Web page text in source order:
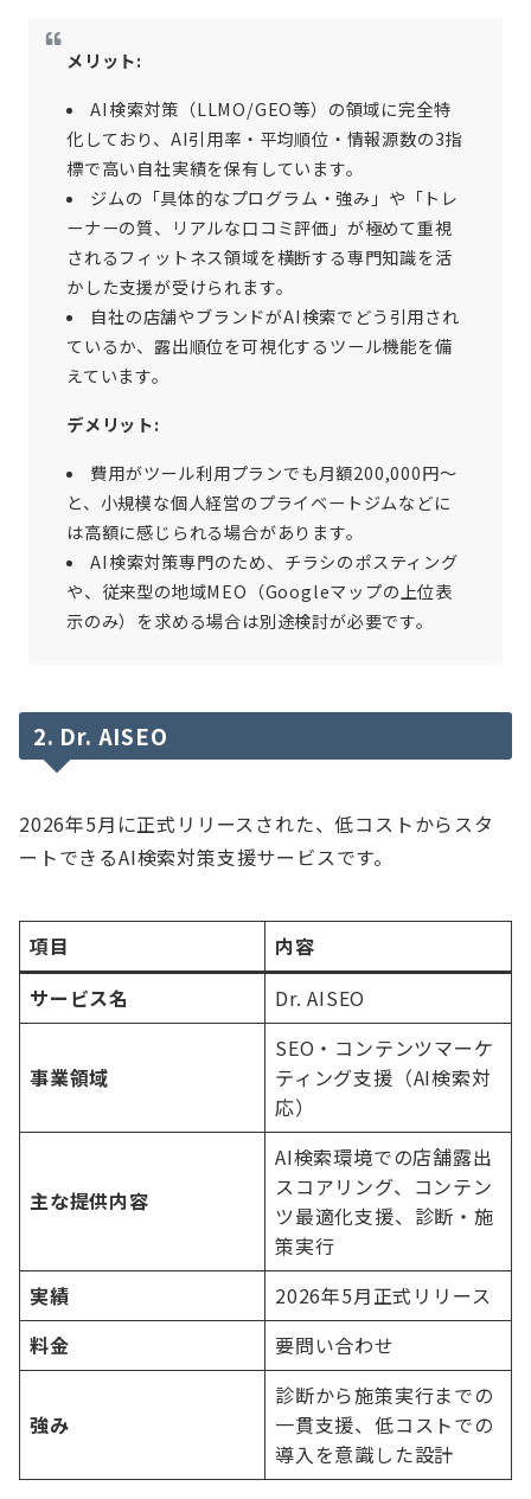
メリット:
AI検索対策（LLMO/GEO等）の領域に完全特
化しており、AI引用率・平均順位・情報源数の3指
標で高い自社実績を保有しています。
ジムの「具体的なプログラム・強み」や「トレ
ーナーの質、リアルな口コミ評価」が極めて重視
されるフィットネス領域を横断する専門知識を活
かした支援が受けられます。
自社の店舗やブランドがAI検索でどう引用され
ているか、露出順位を可視化するツール機能を備
えています。
デメリット:
費用がツール利用プランでも月額200,000円〜
と、小規模な個人経営のプライベートジムなどに
は高額に感じられる場合があります。
AI検索対策専門のため、チラシのポスティング
や、従来型の地域MEO（Googleマップの上位表
示のみ）を求める場合は別途検討が必要です。
2. Dr. AISEO
2026年5月に正式リリースされた、低コストからスタ
ートできるAI検索対策支援サービスです。
項目
内容
サービス名
Dr. AISEO
事業領域
SEO・コンテンツマーケ
ティング支援（AI検索対
応）
主な提供内容
AI検索環境での店舗露出
スコアリング、コンテン
ツ最適化支援、診断・施
策実行
実績
2026年5月正式リリース
料金
要問い合わせ
強み
診断から施策実行までの
一貫支援、低コストでの
導入を意識した設計